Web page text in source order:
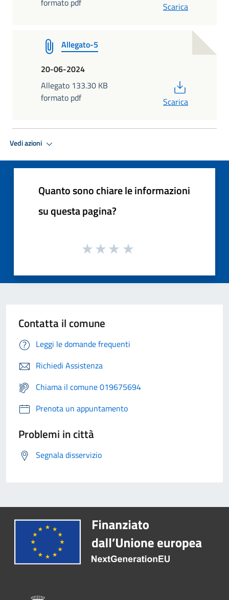
formato pdf Scarica
Allegato-5
20-06-2024
Allegato 133.30 KB
formato pdf
Scarica
Vedi azioni
Quanto sono chiare le informazioni
su questa pagina?
Contatta il comune
Leggi le domande frequenti
Richiedi Assistenza
Chiama il comune 019675694
Prenota un appuntamento
Problemi in città
Segnala disservizio